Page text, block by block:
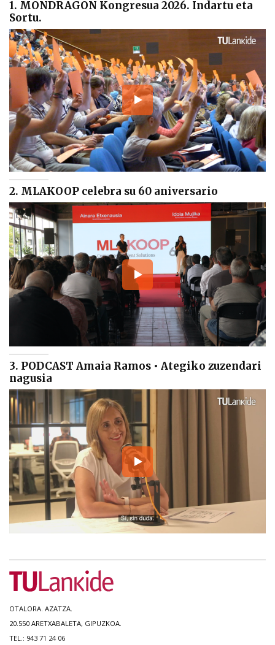
1. MONDRAGON Kongresua 2026. Indartu eta
Sortu.
2. MLAKOOP celebra su 60 aniversario
3. PODCAST Amaia Ramos • Ategiko zuzendari
nagusia
OTALORA. AZATZA.
20.550 ARETXABALETA, GIPUZKOA.
TEL.: 943 71 24 06